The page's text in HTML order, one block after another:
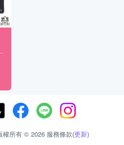
權所有 © 2026 服務條款(更新)